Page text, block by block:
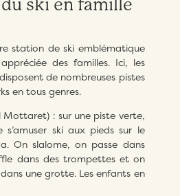
ski en famille
station de ski emblématique
des familles. Ici, les
de nombreuses pistes
en tous genres.
: sur une piste verte,
ski aux pieds sur le
On slalome, on passe dans
dans des trompettes et on
une grotte. Les enfants en